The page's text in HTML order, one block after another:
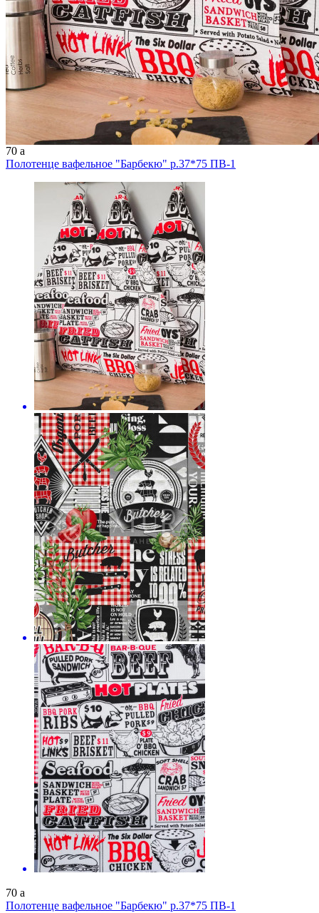
70 a
Полотенце вафельное "Барбекю" р.37*75 ПВ-1
70 a
Полотенце вафельное "Барбекю" р.37*75 ПВ-1